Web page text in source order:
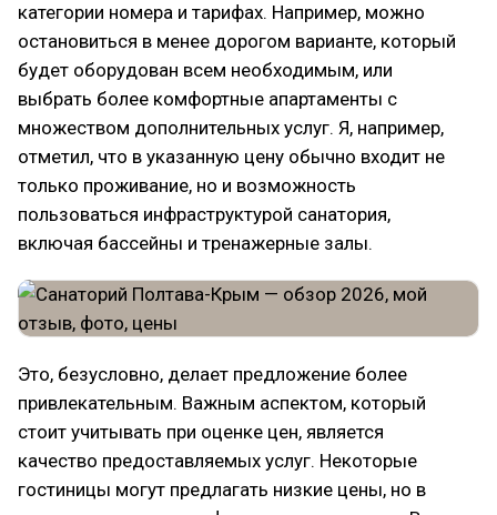
категории номера и тарифах. Например, можно
остановиться в менее дорогом варианте, который
будет оборудован всем необходимым, или
выбрать более комфортные апартаменты с
множеством дополнительных услуг. Я, например,
отметил, что в указанную цену обычно входит не
только проживание, но и возможность
пользоваться инфраструктурой санатория,
включая бассейны и тренажерные залы.
Это, безусловно, делает предложение более
привлекательным. Важным аспектом, который
стоит учитывать при оценке цен, является
качество предоставляемых услуг. Некоторые
гостиницы могут предлагать низкие цены, но в